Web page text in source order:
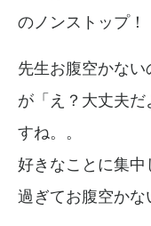
の ノンストップ！
先生お腹空かな
が 「え？大丈夫
すね。。
好きなことに集
過ぎてお腹空かな